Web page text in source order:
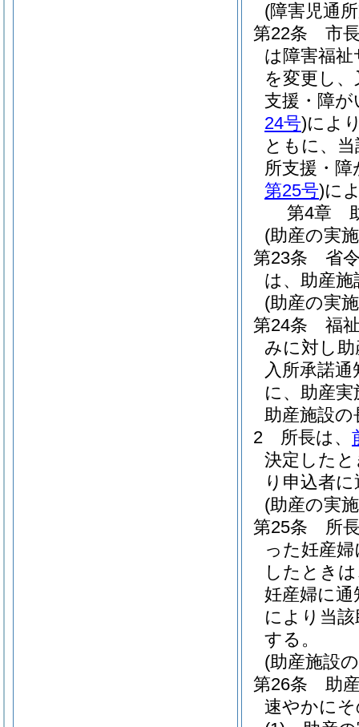
(障害児通
第22条
市
は障害福
を変更し
支援・障
24号)によ
ともに、
所支援・
第25号)に
第4章
(助産の実
第23条
省
は、助産施
(助産の実
第24条
福
みに対し
入所承諾通
に、助産実
助産施設
2
所長は、
決定した
り申込者
(助産の実
第25条
所
った妊産
したとき
妊産婦に
により当
する。
(助産施設
第26条
助
速やかに